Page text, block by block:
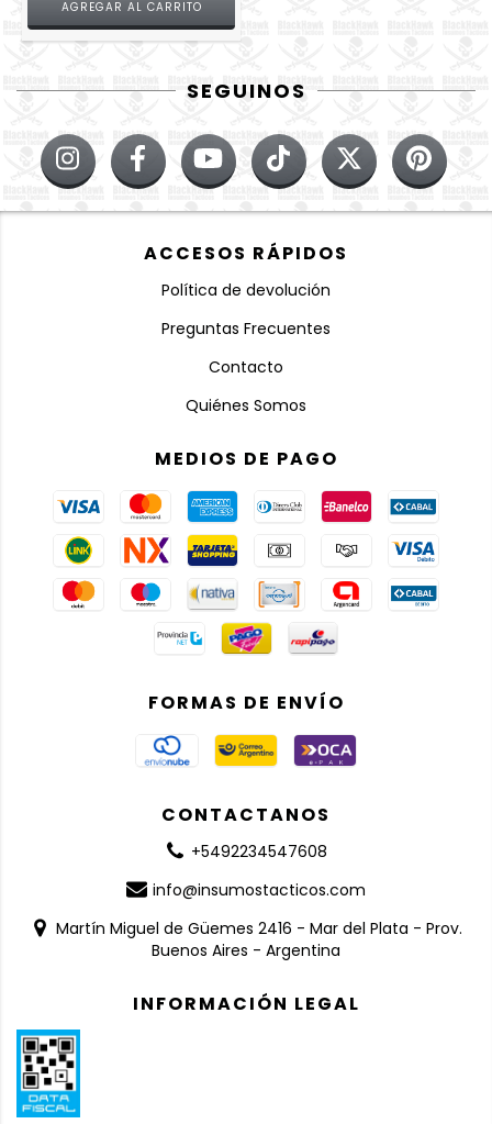
SEGUINOS
ACCESOS RÁPIDOS
Política de devolución
Preguntas Frecuentes
Contacto
Quiénes Somos
MEDIOS DE PAGO
FORMAS DE ENVÍO
CONTACTANOS
+5492234547608
info@insumostacticos.com
Martín Miguel de Güemes 2416 - Mar del Plata - Prov.
Buenos Aires - Argentina
INFORMACIÓN LEGAL